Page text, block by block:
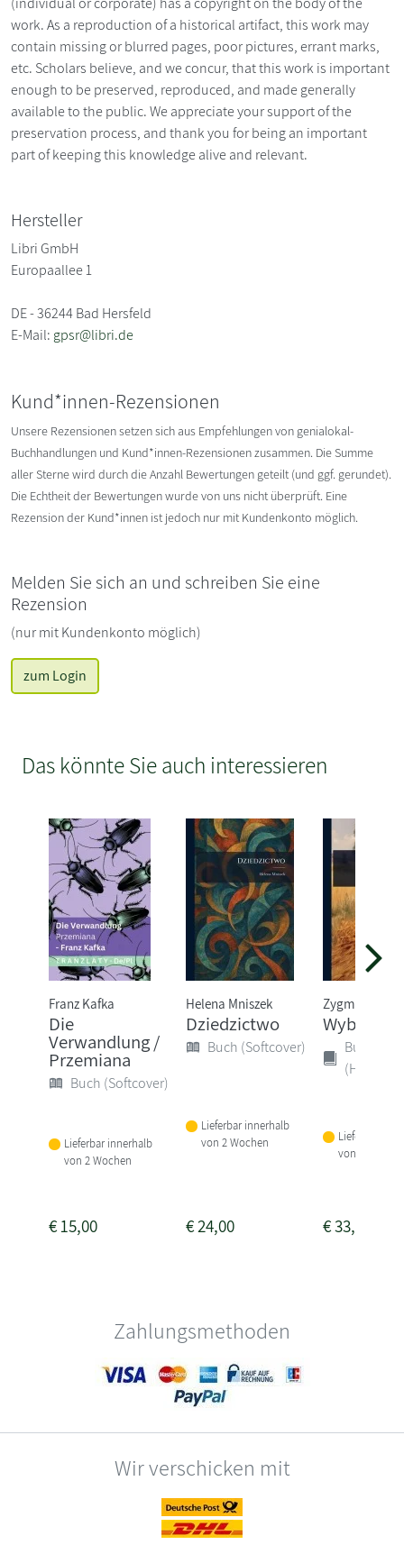
work. As a reproduction of a historical artifact, this work may
contain missing or blurred pages, poor pictures, errant marks,
etc. Scholars believe, and we concur, that this work is important
enough to be preserved, reproduced, and made generally
available to the public. We appreciate your support of the
preservation process, and thank you for being an important
part of keeping this knowledge alive and relevant.
Hersteller
Libri GmbH
Europaallee 1
DE - 36244 Bad Hersfeld
E-Mail: gpsr@libri.de
Kund*innen-Rezensionen
Unsere Rezensionen setzen sich aus Empfehlungen von genialokal-
Buchhandlungen und Kund*innen-Rezensionen zusammen. Die Summe
aller Sterne wird durch die Anzahl Bewertungen geteilt (und ggf. gerundet).
Die Echtheit der Bewertungen wurde von uns nicht überprüft. Eine
Rezension der Kund*innen ist jedoch nur mit Kundenkonto möglich.
Melden Sie sich an und schreiben Sie eine
Rezension
(nur mit Kundenkonto möglich)
zum Login
Das könnte Sie auch interessieren
Franz Kafka
Die
Verwandlung /
Przemiana
Buch (Softcover)
Lieferbar innerhalb
von 2 Wochen
€15,00
Helena Mniszek
Dziedzictwo
Buch (Softcover)
Lieferbar innerhalb
von 2 Wochen
€24,00
Zygmunt
WybÃ3r
Buch
Lieferbar
von 2
€33,50
Zahlungsmethoden
Wir verschicken mit